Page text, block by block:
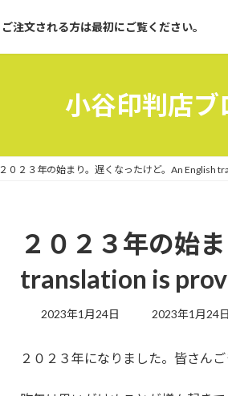
ご注文される方は最初にご覧ください。
小谷印判店ブ
２０２３年の始まり。遅くなったけど。An English
２０２３年の始
translation is
2023年1月24日
最
新
時
2023年1月24日
２０２３年になりました。皆さんご